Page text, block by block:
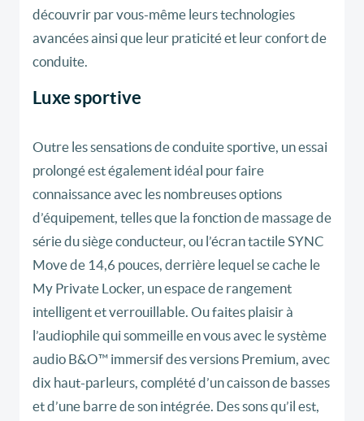
découvrir par vous-même leurs technologies
avancées ainsi que leur praticité et leur confort de
conduite.
Luxe sportive
Outre les sensations de conduite sportive, un essai
prolongé est également idéal pour faire
connaissance avec les nombreuses options
d’équipement, telles que la fonction de massage de
série du siège conducteur, ou l’écran tactile SYNC
Move de 14,6 pouces, derrière lequel se cache le
My Private Locker, un espace de rangement
intelligent et verrouillable. Ou faites plaisir à
l’audiophile qui sommeille en vous avec le système
audio B&O™ immersif des versions Premium, avec
dix haut-parleurs, complété d’un caisson de basses
et d’une barre de son intégrée. Des sons qu’il est,